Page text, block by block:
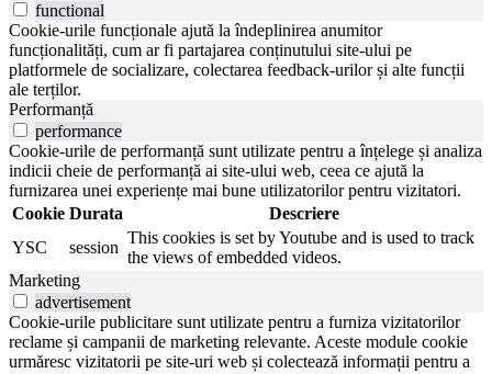
functional
Cookie-urile funcționale ajută la îndeplinirea anumitor
funcționalități, cum ar fi partajarea conținutului site-ului pe
platformele de socializare, colectarea feedback-urilor și alte funcții
ale terților.
Performanță
performance
Cookie-urile de performanță sunt utilizate pentru a înțelege și analiza
indicii cheie de performanță ai site-ului web, ceea ce ajută la
furnizarea unei experiențe mai bune utilizatorilor pentru vizitatori.
Cookie Durata
Descriere
YSC
session
This cookies is set by Youtube and is used to track
the views of embedded videos.
Marketing
advertisement
Cookie-urile publicitare sunt utilizate pentru a furniza vizitatorilor
reclame și campanii de marketing relevante. Aceste module cookie
urmăresc vizitatorii pe site-uri web și colectează informații pentru a